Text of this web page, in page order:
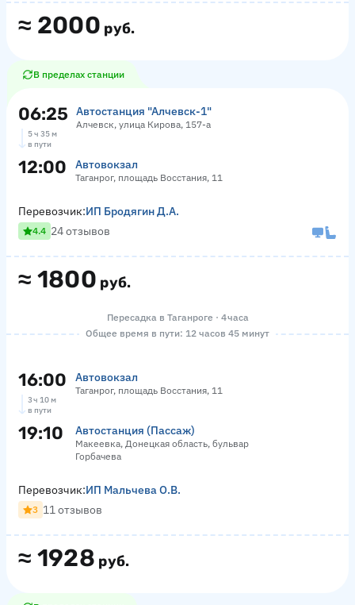
≈ 2000 руб.
В пределах станции
06:25 Автостанция "Алчевск-1"
Алчевск, улица Кирова, 157-а
5 ч 35 м
в пути
12:00 Автовокзал
Таганрог, площадь Восстания, 11
≈ 1800 руб.
Перевозчик:ИП Бродягин Д.А.
4.4 24 отзывов
Пересадка в Таганроге · 4 часа
Общее время в пути: 12 часов 45 минут
16:00 Автовокзал
Таганрог, площадь Восстания, 11
3 ч 10 м
в пути
19:10 Автостанция (Пассаж)
Макеевка, Донецкая область, бульвар
Горбачева
≈ 1928 руб.
Перевозчик:ИП Мальчева О.В.
3 11 отзывов